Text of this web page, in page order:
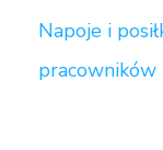
Napoje i
pracowników